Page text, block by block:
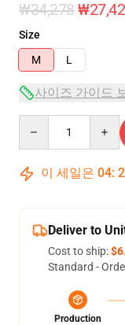
₩34,278
Size
M
L
사이즈 가이드
이 세일은 04:
Deliver to
Cost to ship:
Standard -
Production